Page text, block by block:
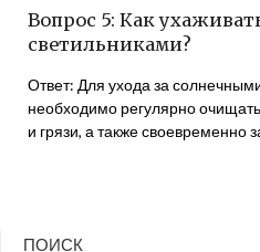
Вопрос 5: Как
светильниками?
Ответ: Для ухода за
необходимо регулярно
и грязи, а также своевременно
ПОИСК